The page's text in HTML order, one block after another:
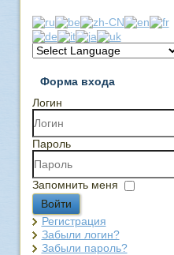
Форма входа
Логин
Пароль
Запомнить меня
Войти
Регистрация
Забыли логин?
Забыли пароль?